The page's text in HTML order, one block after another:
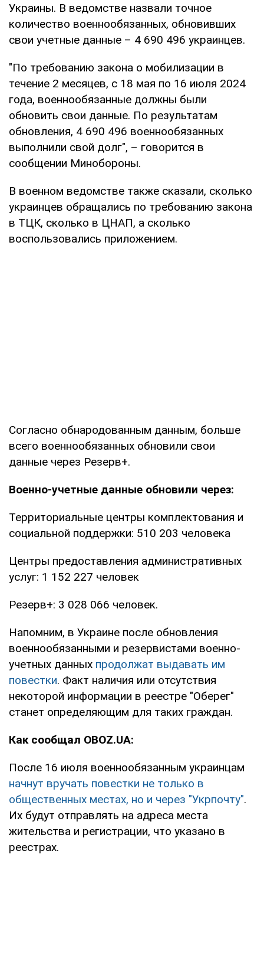
Украины. В ведомстве назвали точное
количество военнообязанных, обновивших
свои учетные данные – 4 690 496 украинцев.
"По требованию закона о мобилизации в
течение 2 месяцев, с 18 мая по 16 июля 2024
года, военнообязанные должны были
обновить свои данные. По результатам
обновления, 4 690 496 военнообязанных
выполнили свой долг", – говорится в
сообщении Минобороны.
В военном ведомстве также сказали, сколько
украинцев обращались по требованию закона
в ТЦК, сколько в ЦНАП, а сколько
воспользовались приложением.
Согласно обнародованным данным, больше
всего военнообязанных обновили свои
данные через Резерв+.
Военно-учетные данные обновили через:
Территориальные центры комплектования и
социальной поддержки: 510 203 человека
Центры предоставления административных
услуг: 1 152 227 человек
Резерв+: 3 028 066 человек.
Напомним, в Украине после обновления
военнообязанными и резервистами военно-
учетных данных продолжат выдавать им
повестки. Факт наличия или отсутствия
некоторой информации в реестре "Оберег"
станет определяющим для таких граждан.
Как сообщал OBOZ.UA:
После 16 июля военнообязанным украинцам
начнут вручать повестки не только в
общественных местах, но и через "Укрпочту".
Их будут отправлять на адреса места
жительства и регистрации, что указано в
реестрах.